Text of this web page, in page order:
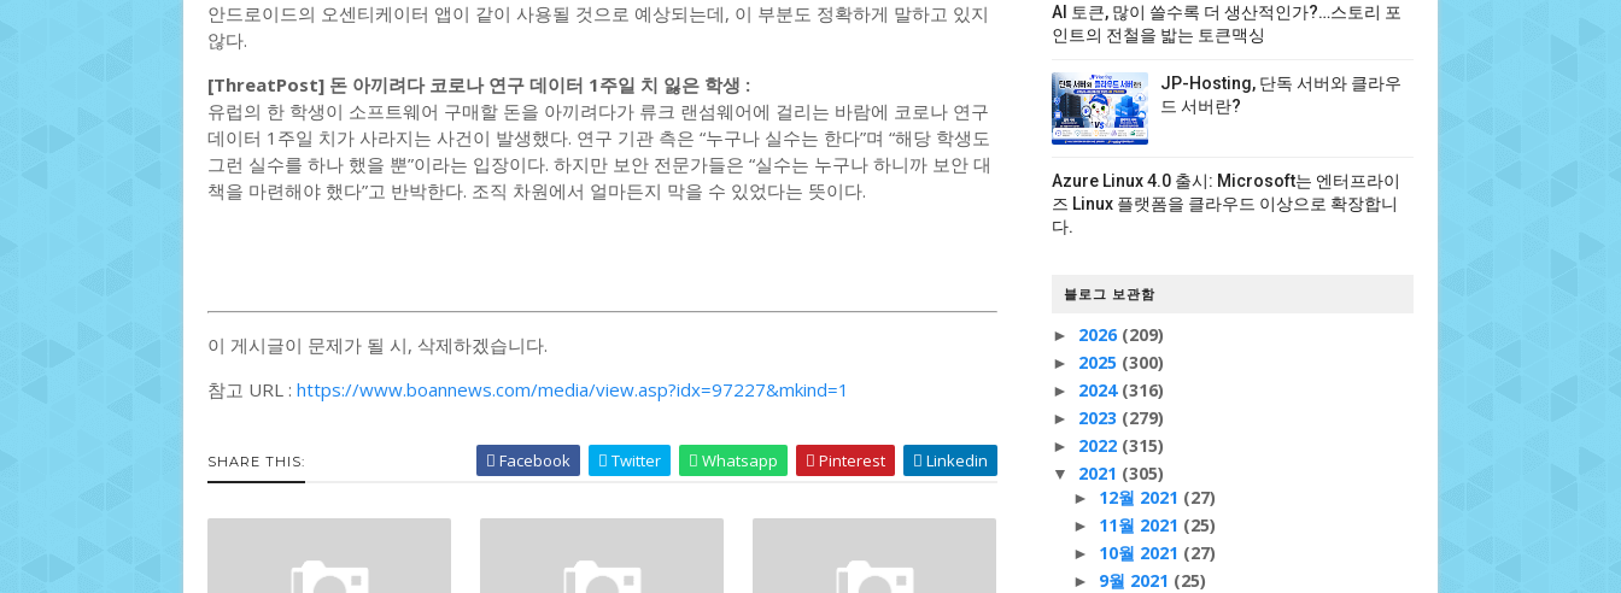
안드로이드의 오센티케이터 앱이 같이 사용될 것으로 예상되는데, 이 부분도 정확하게 말하고 있지
않다.
[ThreatPost] 돈 아끼려다 코로나 연구 데이터 1주일 치 잃은 학생 :
유럽의 한 학생이 소프트웨어 구매할 돈을 아끼려다가 류크 랜섬웨어에 걸리는 바람에 코로나 연구
데이터 1주일 치가 사라지는 사건이 발생했다. 연구 기관 측은 “누구나 실수는 한다”며 “해당 학생도
그런 실수를 하나 했을 뿐”이라는 입장이다. 하지만 보안 전문가들은 “실수는 누구나 하니까 보안 대
책을 마련해야 했다”고 반박한다. 조직 차원에서 얼마든지 막을 수 있었다는 뜻이다.
이 게시글이 문제가 될 시, 삭제하겠습니다.
참고 URL : https://www.boannews.com/media/view.asp?idx=97227&mkind=1
SHARE THIS: Facebook Twitter Whatsapp Pinterest Linkedin
AI 토큰, 많이 쓸수록 더 생산적인가?…스토리 포
인트의 전철을 밟는 토큰맥싱
JP-Hosting, 단독 서버와 클라우
드 서버란?
Azure Linux 4.0 출시: Microsoft는 엔터프라이
즈 Linux 플랫폼을 클라우드 이상으로 확장합니
다.
블로그 보관함
► 2026 (209)
► 2025 (300)
► 2024 (316)
► 2023 (279)
► 2022 (315)
▼ 2021 (305)
► 12월 2021 (27)
► 11월 2021 (25)
► 10월 2021 (27)
► 9월 2021 (25)